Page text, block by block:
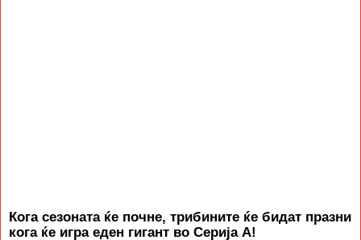
Кога сезоната ќе почне, трибините ќе бидат празни
кога ќе игра еден гигант во Серија А!